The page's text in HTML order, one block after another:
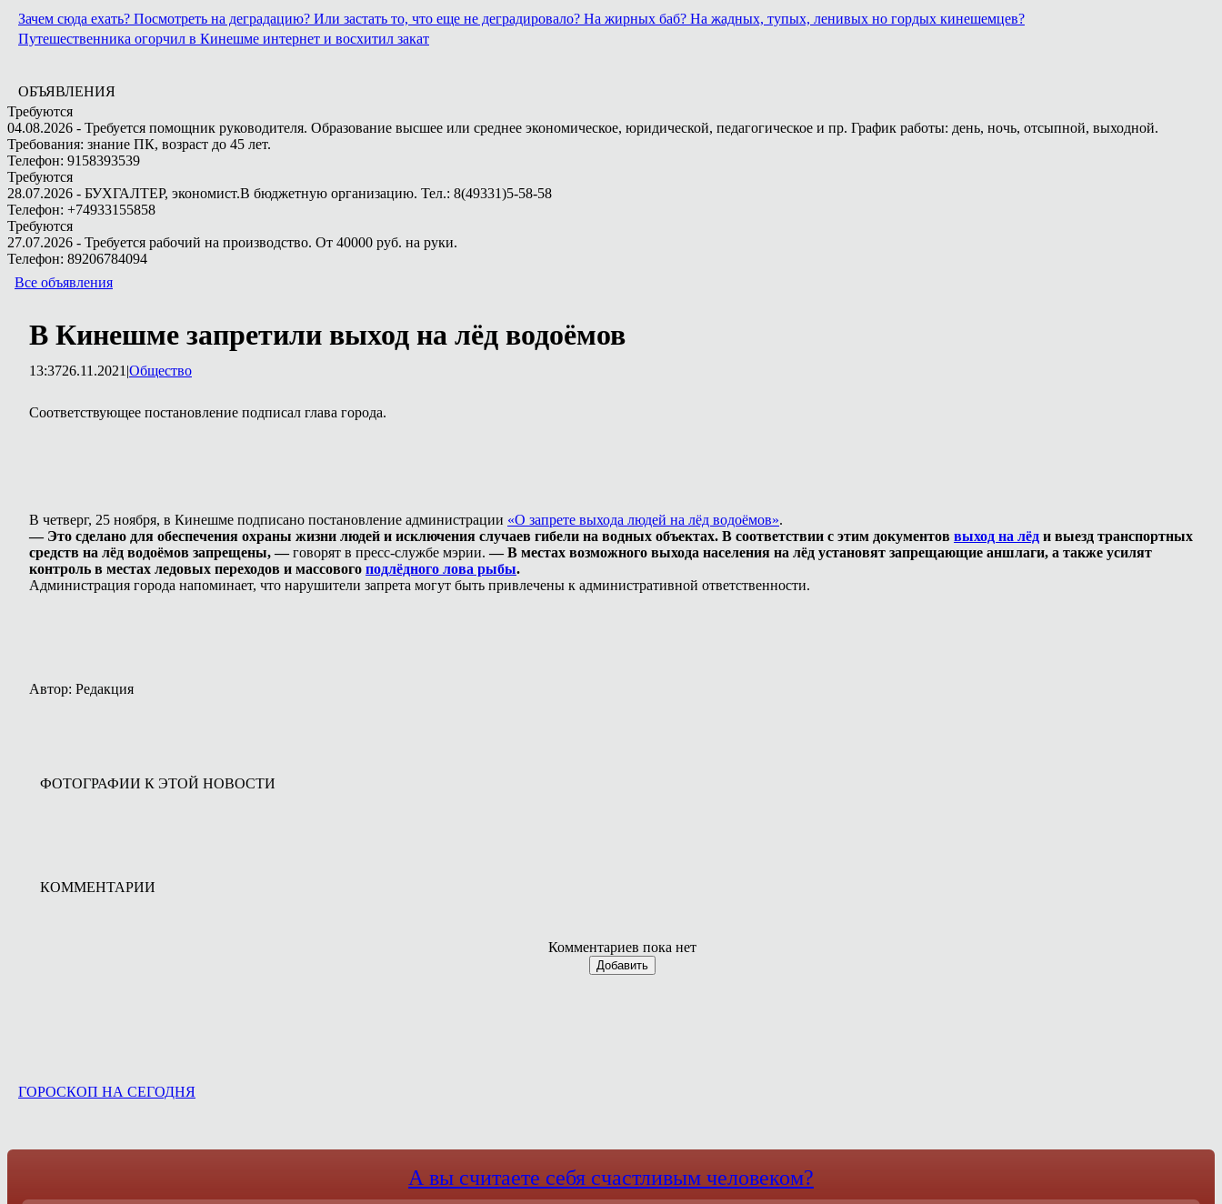
Зачем сюда ехать? Посмотреть на деградацию? Или застать то, что еще не деградировало? На жирных баб? На жадных, тупых, ленивых но гордых кинешемцев?
Путешественника огорчил в Кинешме интернет и восхитил закат
ОБЪЯВЛЕНИЯ
Требуются
04.08.2026 - Требуется помощник руководителя. Образование высшее или среднее экономическое, юридической, педагогическое и пр. График работы: день, ночь, отсыпной, выходной.
Требования: знание ПК, возраст до 45 лет.
Телефон: 9158393539
Требуются
28.07.2026 - БУХГАЛТЕР, экономист.В бюджетную организацию. Тел.: 8(49331)5-58-58
Телефон: +74933155858
Требуются
27.07.2026 - Требуется рабочий на производство. От 40000 руб. на руки.
Телефон: 89206784094
Все объявления
В Кинешме запретили выход на лёд водоёмов
13:3726.11.2021 |Общество
Соответствующее постановление подписал глава города.
В четверг, 25 ноября, в Кинешме подписано постановление администрации «О запрете выхода людей на лёд водоёмов».
— Это сделано для обеспечения охраны жизни людей и исключения случаев гибели на водных объектах. В соответствии с этим документов выход на лёд и выезд транспортных
средств на лёд водоёмов запрещены, —говорят в пресс-службе мэрии.— В местах возможного выхода населения на лёд установят запрещающие аншлаги, а также усилят
контроль в местах ледовых переходов и массового подлёдного лова рыбы.
Администрация города напоминает, что нарушители запрета могут быть привлечены к административной ответственности.
Автор: Редакция
ФОТОГРАФИИ К ЭТОЙ НОВОСТИ
КОММЕНТАРИИ
Комментариев пока нет
Добавить
ГОРОСКОП НА СЕГОДНЯ
А вы считаете себя счастливым человеком?